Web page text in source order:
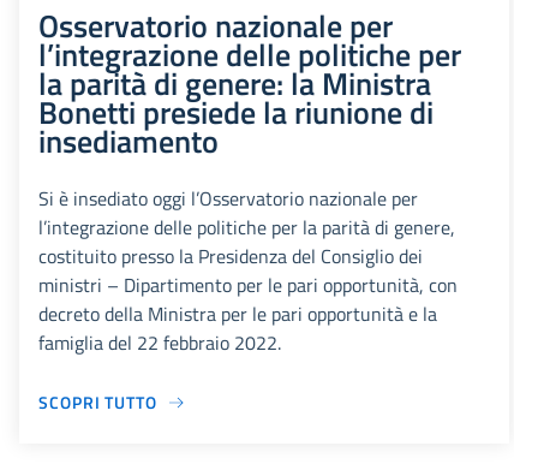
Osservatorio nazionale per
l’integrazione delle politiche per
la parità di genere: la Ministra
Bonetti presiede la riunione di
insediamento
Si è insediato oggi l’Osservatorio nazionale per
l’integrazione delle politiche per la parità di genere,
costituito presso la Presidenza del Consiglio dei
ministri – Dipartimento per le pari opportunità, con
decreto della Ministra per le pari opportunità e la
famiglia del 22 febbraio 2022.
SCOPRI TUTTO